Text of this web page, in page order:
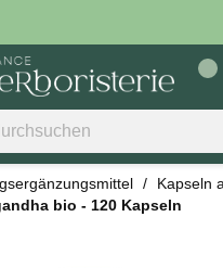
Kapseln
bio - 120 Kapseln